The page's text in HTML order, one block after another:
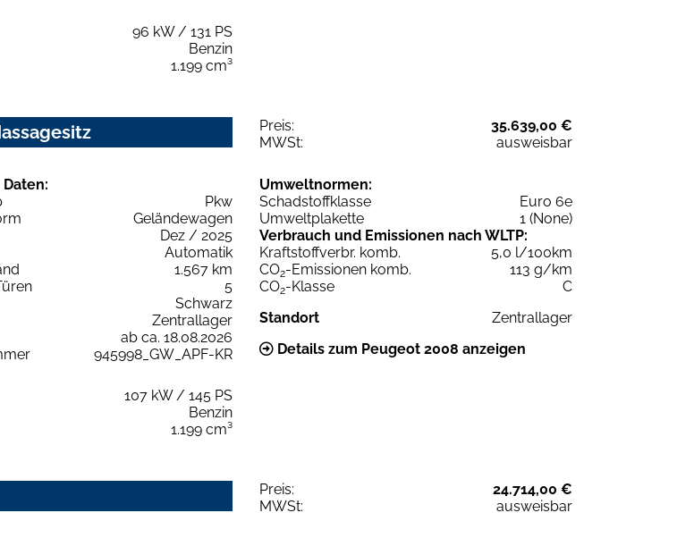
96 kW / 131 PS
Benzin
1.199 cm³
Preis:
35.639,00 €
MWSt:
ausweisbar
Pkw
Geländewagen
Dez / 2025
Automatik
1.567 km
5
Schwarz
Zentrallager
ab ca. 18.08.2026
945998_GW_APF-KR
107 kW / 145 PS
Benzin
1.199 cm³
Umweltnormen:
Schadstoffklasse
Euro 6e
Umweltplakette
1 (None)
Verbrauch und Emissionen nach WLTP:
Kraftstoffverbr. komb.
5,0 l/100km
CO2-Emissionen komb.
113 g/km
CO2-Klasse
C
Standort
Zentrallager
Details zum Peugeot 2008 anzeigen
Preis:
24.714,00 €
MWSt:
ausweisbar